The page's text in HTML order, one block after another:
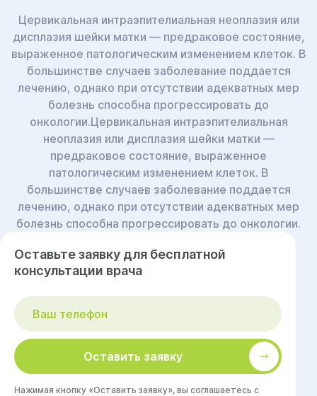
Цервикальная интраэпителиальная неоплазия или
дисплазия шейки матки ― предраковое состояние,
выраженное патологическим изменением клеток. В
большинстве случаев заболевание поддается
лечению, однако при отсутствии адекватных мер
болезнь способна прогрессировать до
онкологии.Цервикальная интраэпителиальная
неоплазия или дисплазия шейки матки ―
предраковое состояние, выраженное
патологическим изменением клеток. В
большинстве случаев заболевание поддается
лечению, однако при отсутствии адекватных мер
болезнь способна прогрессировать до онкологии.
Оставьте заявку для бесплатной
консультации врача
Оставить заявку
Нажимая кнопку «Оставить заявку», вы соглашаетесь с